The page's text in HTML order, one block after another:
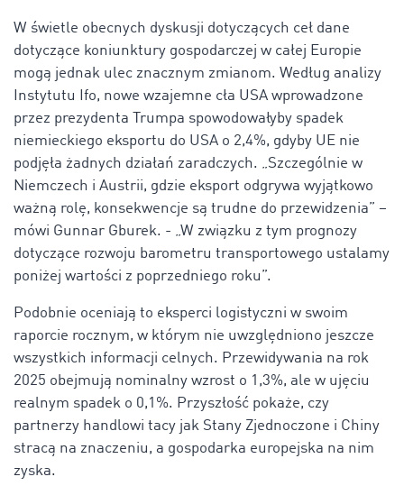
W świetle obecnych dyskusji dotyczących ceł dane
dotyczące koniunktury gospodarczej w całej Europie
mogą jednak ulec znacznym zmianom. Według analizy
Instytutu Ifo, nowe wzajemne cła USA wprowadzone
przez prezydenta Trumpa spowodowałyby spadek
niemieckiego eksportu do USA o 2,4%, gdyby UE nie
podjęła żadnych działań zaradczych. „Szczególnie w
Niemczech i Austrii, gdzie eksport odgrywa wyjątkowo
ważną rolę, konsekwencje są trudne do przewidzenia” –
mówi Gunnar Gburek. - „W związku z tym prognozy
dotyczące rozwoju barometru transportowego ustalamy
poniżej wartości z poprzedniego roku”.
Podobnie oceniają to eksperci logistyczni w swoim
raporcie rocznym, w którym nie uwzględniono jeszcze
wszystkich informacji celnych. Przewidywania na rok
2025 obejmują nominalny wzrost o 1,3%, ale w ujęciu
realnym spadek o 0,1%. Przyszłość pokaże, czy
partnerzy handlowi tacy jak Stany Zjednoczone i Chiny
stracą na znaczeniu, a gospodarka europejska na nim
zyska.